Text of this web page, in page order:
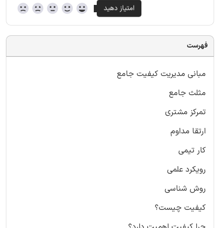
فهرست
مبانی مدیریت کیفیت جامع
مثلث جامع
تمرکز مشتری
ارتقا مداوم
کار تیمی
رویکرد علمی
روش شناسی
کیفیت چیست؟